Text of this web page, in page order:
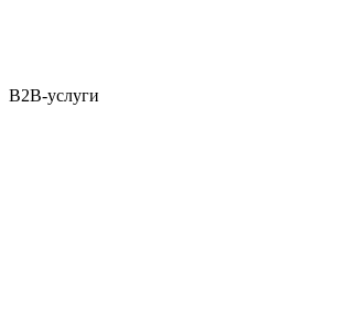
B2B-услуги